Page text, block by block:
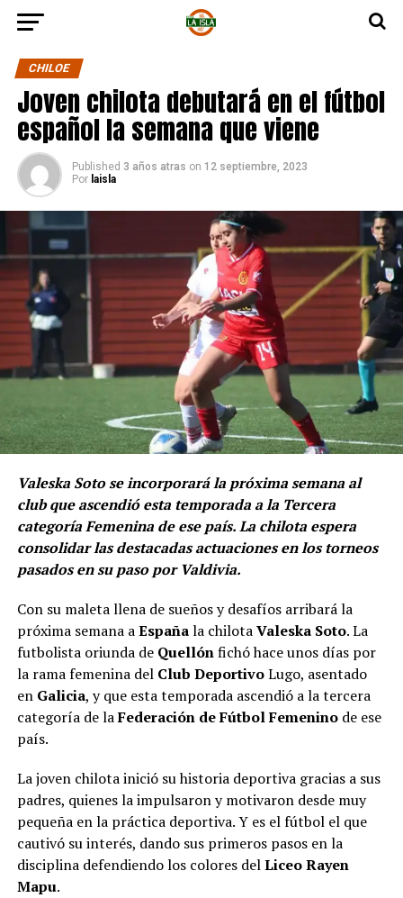
CHILOE
Joven chilota debutará en el fútbol
español la semana que viene
Published 3 años atras on 12 septiembre, 2023
Por laisla
Valeska Soto se incorporará la próxima semana al
club que ascendió esta temporada a la Tercera
categoría Femenina de ese país. La chilota espera
consolidar las destacadas actuaciones en los torneos
pasados en su paso por Valdivia.
Con su maleta llena de sueños y desafíos arribará la
próxima semana aEspañala chilotaValeska Soto. La
futbolista oriunda de Quellónfichó hace unos días por
la rama femenina del Club DeportivoLugo, asentado
en Galicia, y que esta temporada ascendió a la tercera
categoría de laFederación de Fútbol Femeninode ese
país.
La joven chilota inició su historia deportiva gracias a sus
padres, quienes la impulsaron y motivaron desde muy
pequeña en la práctica deportiva. Y es el fútbol el que
cautivó su interés, dando sus primeros pasos en la
disciplina defendiendo los colores delLiceo Rayen
Mapu.